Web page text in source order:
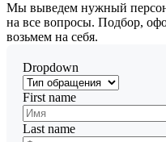
Мы выведем нужный
на все вопросы. Подбор,
возьмем на себя.
Dropdown
First name
Last name